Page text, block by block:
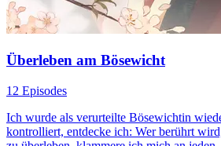
Überleben am Bösewicht
12 Episodes
Ich wurde als verurteilte Bösewichtin
kontrolliert, entdecke ich: Wer berührt